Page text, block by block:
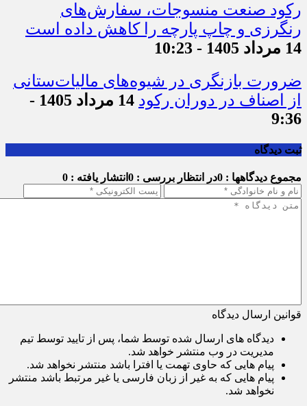
رکود صنعت منسوجات، سفارش‌های
رنگرزی و چاپ پارچه را کاهش داده است
14 مرداد 1405 - 10:23
ضرورت بازنگری در شیوه‌های مالیات‌ستانی
از اصناف در دوران رکود
14 مرداد 1405 -
9:36
ثبت دیدگاه
مجموع دیدگاهها : 0 در انتظار بررسی : 0 انتشار یافته : 0
قوانین ارسال دیدگاه
دیدگاه های ارسال شده توسط شما، پس از تایید توسط تیم
مدیریت در وب منتشر خواهد شد.
پیام هایی که حاوی تهمت یا افترا باشد منتشر نخواهد شد.
پیام هایی که به غیر از زبان فارسی یا غیر مرتبط باشد منتشر
نخواهد شد.